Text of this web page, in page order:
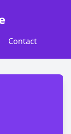
Contact